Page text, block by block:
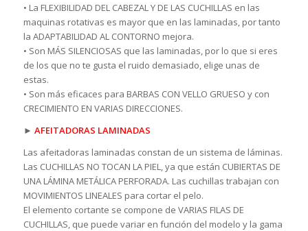
• La FLEXIBILIDAD DEL CABEZAL Y DE LAS CUCHILLAS en las
maquinas rotativas es mayor que en las laminadas, por tanto
la ADAPTABILIDAD AL CONTORNO mejora.
• Son MÁS SILENCIOSAS que las laminadas, por lo que si eres
de los que no te gusta el ruido demasiado, elige unas de
estas.
• Son más eficaces para BARBAS CON VELLO GRUESO y con
CRECIMIENTO EN VARIAS DIRECCIONES.
► AFEITADORAS LAMINADAS
Las afeitadoras laminadas constan de un sistema de láminas.
Las CUCHILLAS NO TOCAN LA PIEL, ya que están CUBIERTAS DE
UNA LÁMINA METÁLICA PERFORADA. Las cuchillas trabajan con
MOVIMIENTOS LINEALES para cortar el pelo.
El elemento cortante se compone de VARIAS FILAS DE
CUCHILLAS, que puede variar en función del modelo y la gama